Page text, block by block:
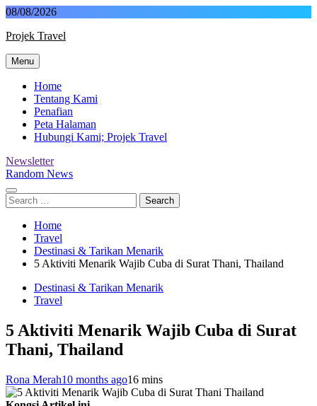
Skip
content
08/08/2026
Projek Travel
Malaysia Travel Portal
Menu
Home
Tentang Kami
Penafian
Peta Halaman
Hubungi Kami; Projek Travel
Newsletter
Random News
Search
for:
Home
Travel
Destinasi & Tarikan Menarik
5 Aktiviti Menarik Wajib Cuba di Surat Thani, Thailand
Destinasi & Tarikan Menarik
Travel
5 Aktiviti Menarik Wajib Cuba di Surat
Thani, Thailand
Rona Merah10 months ago16 mins